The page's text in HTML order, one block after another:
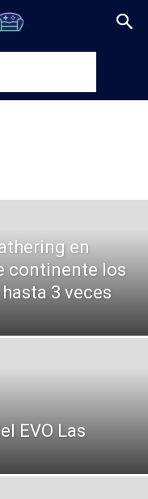
en
continente los
3 veces
EVO Las